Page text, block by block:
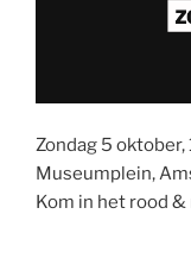
Zondag 5 oktober,
Museumplein,
Kom in het rood